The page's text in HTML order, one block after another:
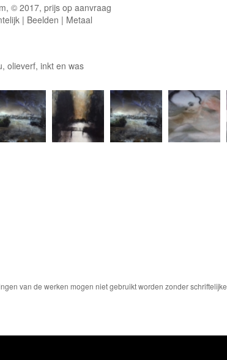
© 2017, prijs op aanvraag
| Beelden | Metaal
olieverf, inkt en was
van de werken mogen niet gebruikt worden zonder schriftelijke